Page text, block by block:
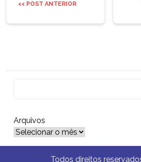
<< POST ANTERIOR
Arquivos
Arquivos
Todos direitos